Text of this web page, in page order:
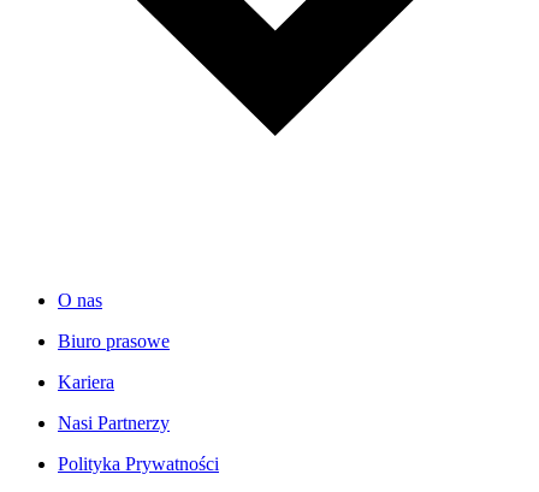
O nas
Biuro prasowe
Kariera
Nasi Partnerzy
Polityka Prywatności